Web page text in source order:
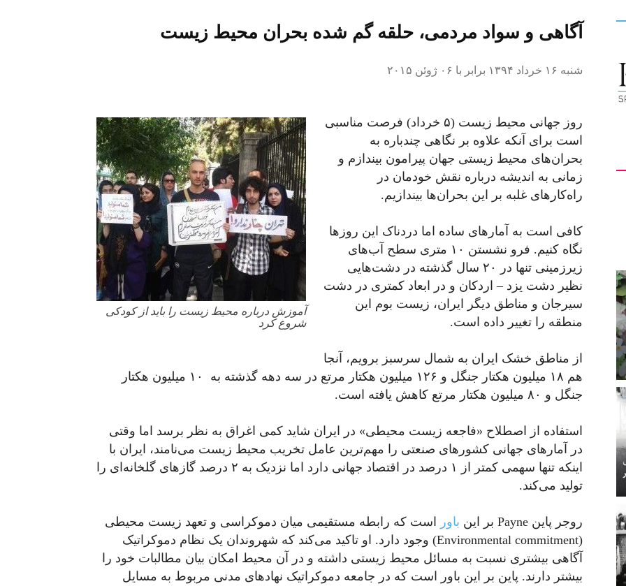
کیهان
لندن
آگاهی و سواد مردمی، حلقه گم شده بحران محیط زیست
شنبه ۱۶ خرداد ۱۳۹۴ برابر با ۰۶ ژوئن ۲۰۱۵
آموزش درباره محیط زیست را باید از کودکی
شروع کرد
روز جهانی محیط زیست (۵ خرداد) فرصت مناسبی
است برای آنکه علاوه بر نگاهی چندباره به
بحران‌های محیط زیستی جهان پیرامون بیندازم و
زمانی به اندیشه درباره نقش خودمان در
راه‌کارهای غلبه بر این بحران‌ها بیندازیم.
کافی است به آمارهای ساده‌ اما دردناک این روزها
نگاه کنیم. فرو نشستن ۱۰ متری سطح آب‌های
زیرزمینی تنها در ۲۰ سال گذشته در دشت‌هایی
نظیر دشت یزد – اردکان و در ابعاد کمتری در دشت
سیرجان و مناطق دیگر ایران، زیست بوم این
منطقه را تغییر داده است.
از مناطق خشک ایران به شمال سرسبز برویم، آنجا
هم ۱۸ میلیون هکتار جنگل و ۱۲۶ میلیون هکتار مرتع در سه دهه گذشته به ۱۰ میلیون هکتار
جنگل و ۸۰ میلیون هکتار مرتع کاهش یافته است.
استفاده از اصطلاح «فاجعه زیست محیطی» در ایران شاید کمی اغراق به نظر برسد اما وقتی
در آمارهای جهانی کشورهای صنعتی را مهم‌ترین عامل تخریب محیط زیست می‌نامند، ایران با
اینکه تنها سهمی کمتر از ۱ درصد در اقتصاد جهانی دارد اما نزدیک به ۲ درصد گازهای گلخانه‌ای را
تولید می‌کند.
روجر پاین Payne بر این باور
است که رابطه مستقیمی میان دموکراسی و تعهد زیست محیطی
(Environmental commitment) وجود دارد. او تاکید می‌کند که شهروندان یک نظام دموکراتیک
آگاهی بیشتری نسبت به مسائل محیط زیستی داشته و در آن محیط امکان بیان مطالبات خود را
بیشتر دارند. پاین بر این باور است که در جامعه دموکراتیک نهادهای مدنی مربوط به مسایل